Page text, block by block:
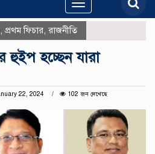
Toggle
navigation
প্রথম ফিচার রাজনীতি
হুইপ হচ্ছেন যারা
22, 2024
102 জন দেখেছে